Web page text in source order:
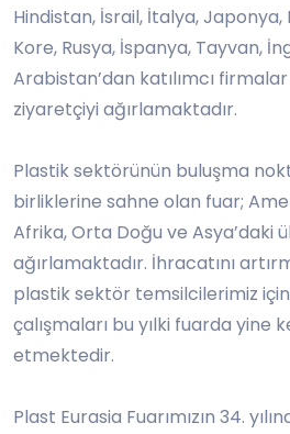
Hindistan, İsrail, İtalya, Japonya,
Kore, Rusya, İspanya, Tayvan,
Arabistan’dan katılımcı
ziyaretçiyi ağırlamaktadır.
Plastik sektörünün buluşma
birliklerine sahne olan fuar;
Afrika, Orta Doğu ve Asya’daki
ağırlamaktadır. İhracatını
plastik sektör temsilcilerimiz için
çalışmaları bu yılki fuarda yine
etmektedir.
Plast Eurasia Fuarımızın 34.